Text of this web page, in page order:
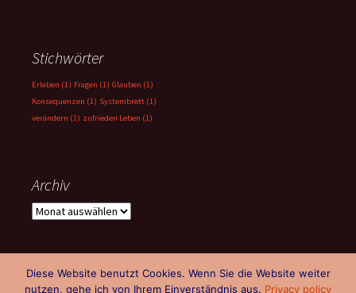
Stichwörter
Erleben (1) Fragen (1) Glauben (1)
Konsequenzen (1) Systembrett (1)
verändern (1) zufrieden Leben (1)
Archiv
Archiv
Diese Website benutzt Cookies. Wenn Sie die Website weiter
nutzen, gehe ich von Ihrem Einverständnis aus. Privacy policy